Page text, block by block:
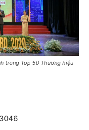
trong Top 50 Thương hiệu